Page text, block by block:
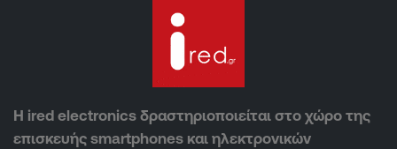
Η ired electronics δραστηριοποιείται στο χώρο της
επισκευής smartphones και ηλεκτρονικών